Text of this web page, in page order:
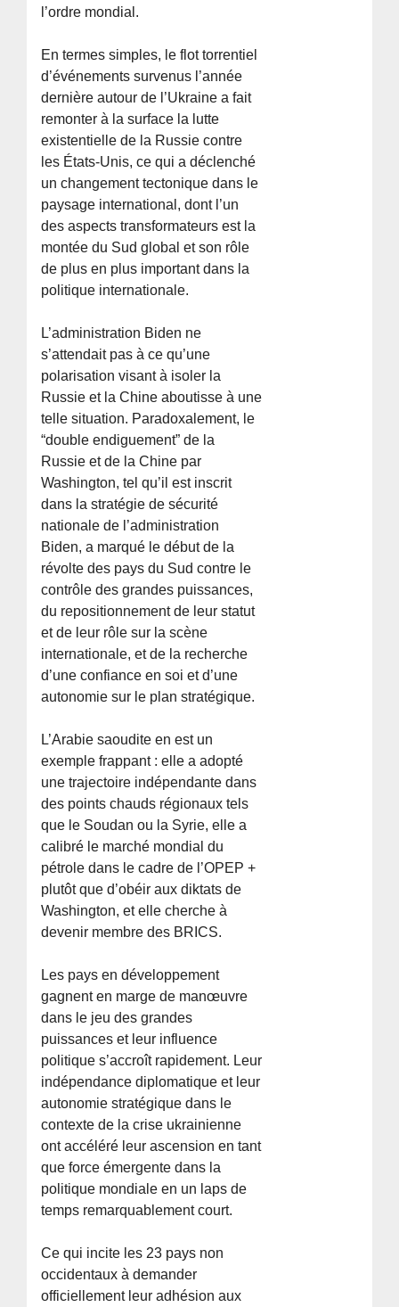
l’ordre mondial.
En termes simples, le flot torrentiel
d’événements survenus l’année
dernière autour de l’Ukraine a fait
remonter à la surface la lutte
existentielle de la Russie contre
les États-Unis, ce qui a déclenché
un changement tectonique dans le
paysage international, dont l’un
des aspects transformateurs est la
montée du Sud global et son rôle
de plus en plus important dans la
politique internationale.
L’administration Biden ne
s’attendait pas à ce qu’une
polarisation visant à isoler la
Russie et la Chine aboutisse à une
telle situation. Paradoxalement, le
“double endiguement” de la
Russie et de la Chine par
Washington, tel qu’il est inscrit
dans la stratégie de sécurité
nationale de l’administration
Biden, a marqué le début de la
révolte des pays du Sud contre le
contrôle des grandes puissances,
du repositionnement de leur statut
et de leur rôle sur la scène
internationale, et de la recherche
d’une confiance en soi et d’une
autonomie sur le plan stratégique.
L’Arabie saoudite en est un
exemple frappant : elle a adopté
une trajectoire indépendante dans
des points chauds régionaux tels
que le Soudan ou la Syrie, elle a
calibré le marché mondial du
pétrole dans le cadre de l’OPEP +
plutôt que d’obéir aux diktats de
Washington, et elle cherche à
devenir membre des BRICS.
Les pays en développement
gagnent en marge de manœuvre
dans le jeu des grandes
puissances et leur influence
politique s’accroît rapidement. Leur
indépendance diplomatique et leur
autonomie stratégique dans le
contexte de la crise ukrainienne
ont accéléré leur ascension en tant
que force émergente dans la
politique mondiale en un laps de
temps remarquablement court.
Ce qui incite les 23 pays non
occidentaux à demander
officiellement leur adhésion aux